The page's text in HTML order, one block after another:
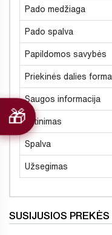
Pado medžiaga
Pado spalva
Papildomos savybės
Priekinės dalies forma
Saugos informacija
Šiltinimas
Spalva
Užsegimas
SUSIJUSIOS PREKĖS